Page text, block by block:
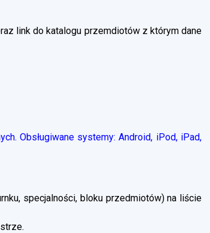
link do katalogu przemdiotów z którym dane
Obsługiwane systemy: Android, iPod, iPad,
specjalności, bloku przedmiotów) na liście